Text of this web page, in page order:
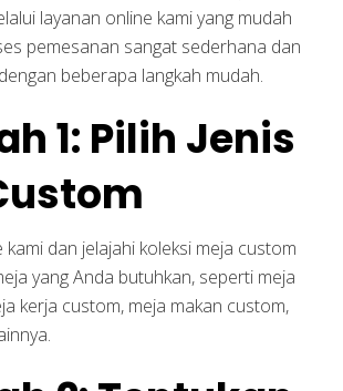
layanan online kami yang mudah
pemesanan sangat sederhana dan
beberapa langkah mudah.
1: Pilih Jenis
kami dan jelajahi koleksi meja custom
yang Anda butuhkan, seperti meja
kerja custom, meja makan custom,